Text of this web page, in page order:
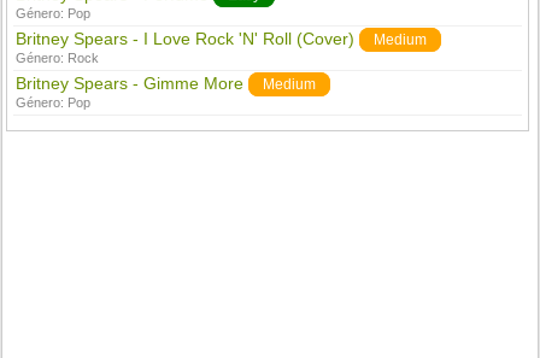
Género: Pop
Britney Spears - I Love Rock 'N' Roll (Cover) Medium
Género: Rock
Britney Spears - Gimme More Medium
Género: Pop